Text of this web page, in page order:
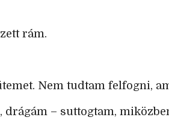
rám.
Nem tudtam felfogni,
drágám – suttogtam,